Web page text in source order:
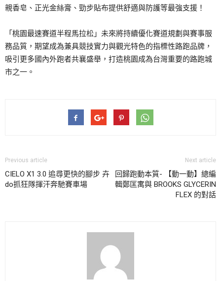
親香皂、正光金絲膏、勁步貼布提供舒適與防護等最強支援！
「桃園最速賽道半程馬拉松」未來將持續優化賽道規劃與賽事服
務品質，期望成為兼具競技實力與觀光特色的指標性路跑品牌，
吸引更多國內外跑者共襄盛舉，打造桃園成為台灣重要的路跑城
市之一。
Previous article
CIELO X1 3.0 追尋更快的腳步 卉
do抓狂隊揮汗奔馳賽車場
Next article
回歸跑動本質- 【動一動】總編
輯鄭匡寓與 BROOKS GLYCERIN
FLEX 的對話